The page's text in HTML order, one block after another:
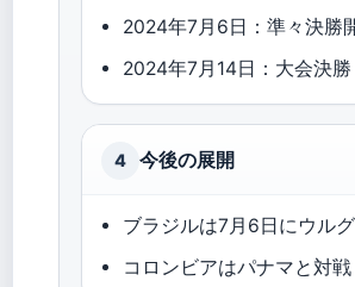
2024年7月6日：準々決勝
2024年7月14日：大会決勝
4 今後の展開
ブラジルは7月6日にウル
コロンビアはパナマと対戦